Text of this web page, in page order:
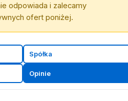
odpowiada i zalecamy
ofert poniżej.
Spółka
Opinie